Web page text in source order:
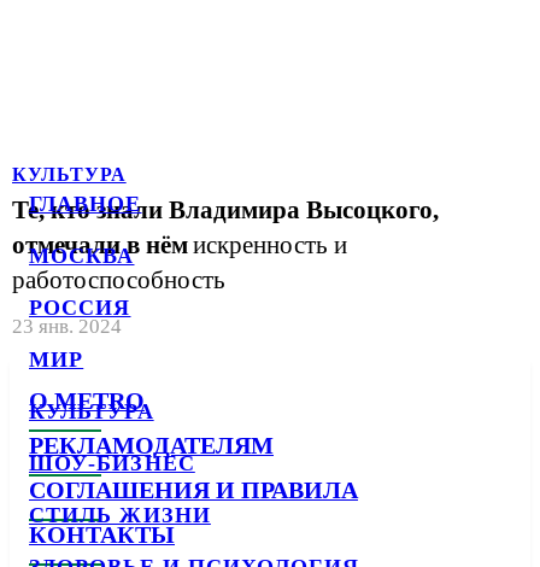
ГЛАВНОЕ
МОСКВА
РОССИЯ
МИР
КУЛЬТУРА
ШОУ-БИЗНЕС
СТИЛЬ ЖИЗНИ
КУЛЬТУРА
Те, кто знали Владимира Высоцкого,
отмечали в нёмискренность и
работоспособность
23 янв. 2024
О METRO
РЕКЛАМОДАТЕЛЯМ
СОГЛАШЕНИЯ И ПРАВИЛА
КОНТАКТЫ